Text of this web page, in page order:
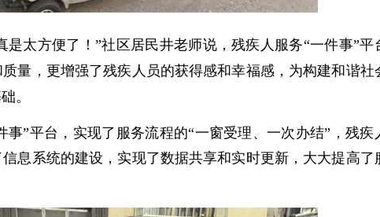
太方便了！”社区居民井老师说，残疾人服务“一件事”平
量，更增强了残疾人员的获得感和幸福感，为构建和谐社
。
”平台，实现了服务流程的“一窗受理、一次办结”，残疾
息系统的建设，实现了数据共享和实时更新，大大提高了